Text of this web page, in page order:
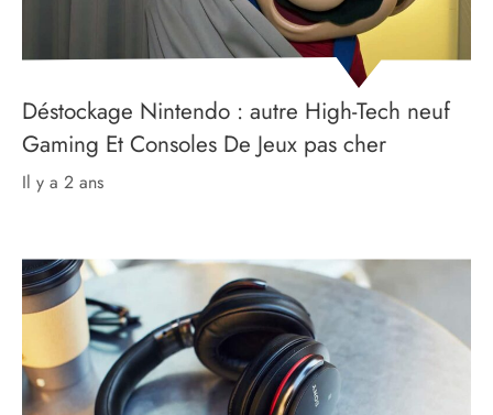
Déstockage Nintendo : autre High-Tech neuf
Gaming Et Consoles De Jeux pas cher
il y a 2 ans